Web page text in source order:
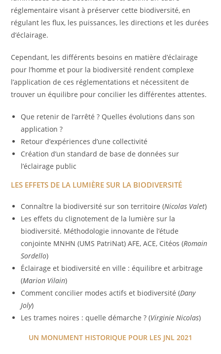
réglementaire visant à préserver cette biodiversité, en
régulant les flux, les puissances, les directions et les durées
d’éclairage.
Cependant, les différents besoins en matière d’éclairage
pour l’homme et pour la biodiversité rendent complexe
l’application de ces réglementations et nécessitent de
trouver un équilibre pour concilier les différentes attentes.
Que retenir de l’arrêté ? Quelles évolutions dans son
application ?
Retour d’expériences d’une collectivité
Création d’un standard de base de données sur
l’éclairage public
LES EFFETS DE LA LUMIÈRE SUR LA BIODIVERSITÉ
Connaître la biodiversité sur son territoire (Nicolas Valet)
Les effets du clignotement de la lumière sur la
biodiversité. Méthodologie innovante de l’étude
conjointe MNHN (UMS PatriNat) AFE, ACE, Citéos (Romain
Sordello)
Éclairage et biodiversité en ville : équilibre et arbitrage
(Marion Vilain)
Comment concilier modes actifs et biodiversité (Dany
Joly)
Les trames noires : quelle démarche ? (Virginie Nicolas)
UN MONUMENT HISTORIQUE POUR LES JNL 2021